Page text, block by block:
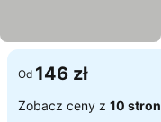
Od 146 zł
Zobacz ceny z 10 stron